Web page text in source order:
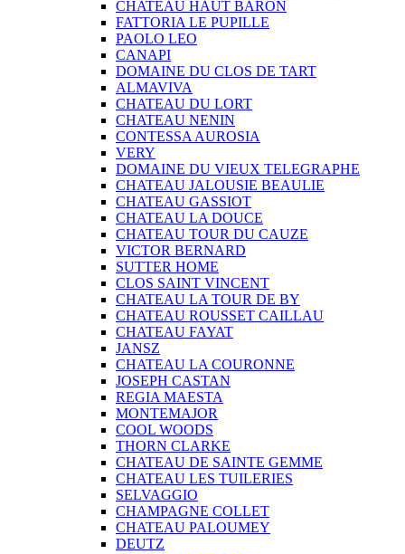
CHATEAU HAUT BARON
FATTORIA LE PUPILLE
PAOLO LEO
CANAPI
DOMAINE DU CLOS DE TART
ALMAVIVA
CHATEAU DU LORT
CHATEAU NENIN
CONTESSA AUROSIA
VERY
DOMAINE DU VIEUX TELEGRAPHE
CHATEAU JALOUSIE BEAULIE
CHATEAU GASSIOT
CHATEAU LA DOUCE
CHATEAU TOUR DU CAUZE
VICTOR BERNARD
SUTTER HOME
CLOS SAINT VINCENT
CHATEAU LA TOUR DE BY
CHATEAU ROUSSET CAILLAU
CHATEAU FAYAT
JANSZ
CHATEAU LA COURONNE
JOSEPH CASTAN
REGIA MAESTA
MONTEMAJOR
COOL WOODS
THORN CLARKE
CHATEAU DE SAINTE GEMME
CHATEAU LES TUILERIES
SELVAGGIO
CHAMPAGNE COLLET
CHATEAU PALOUMEY
DEUTZ